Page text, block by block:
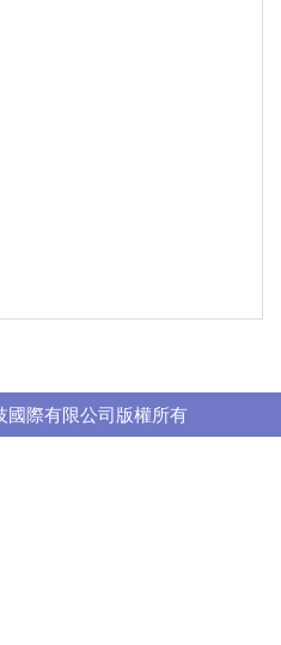
國際有限公司版權所有